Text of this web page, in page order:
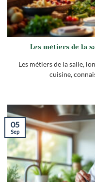
Les métiers de la
Les métiers de la salle,
cuisine,
05
Sep